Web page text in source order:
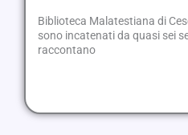
Biblioteca Malatestiana di
sono incatenati da quasi sei
raccontano